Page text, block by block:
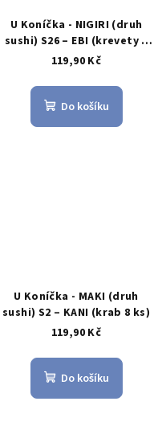
U Koníčka - NIGIRI (druh
sushi) S26 – EBI (krevety 2
ks)
119,90 Kč
Do košíku
U Koníčka - MAKI (druh
sushi) S2 – KANI (krab 8 ks)
119,90 Kč
Do košíku